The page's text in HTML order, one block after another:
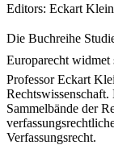
Editors: Eckart Klein
Die Buchreihe
Europarecht
Professor Eckart
Sammelbände der
Verfassungsrecht.